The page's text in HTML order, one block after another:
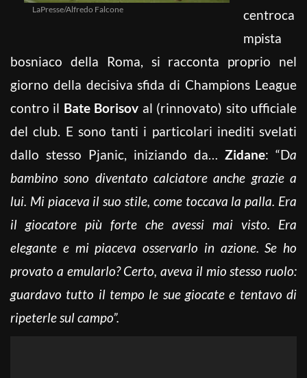
LaPresse/Alfredo Falcone
centroca
mpista
bosniaco della Roma, si racconta proprio nel
giorno della decisiva sfida di Champions League
contro il Bate Borisov al (rinnovato) sito ufficiale
del club. E sono tanti i particolari inediti svelati
dallo stesso Pjanic, iniziando da… Zidane: “Da
bambino sono diventato calciatore anche grazie a
lui. Mi piaceva il suo stile, come toccava la palla. Era
il giocatore più forte che avessi mai visto. Era
elegante e mi piaceva osservarlo in azione. Se ho
provato a emularlo? Certo, aveva il mio stesso ruolo:
guardavo tutto il tempo le sue giocate e tentavo di
ripeterle sul campo”.